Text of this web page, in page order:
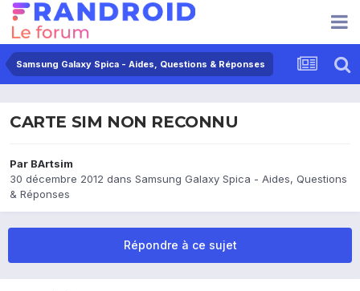
Samsung Galaxy Spica - Aides, Questions & Réponses
CARTE SIM NON RECONNU
Par BArtsim
30 décembre 2012 dans Samsung Galaxy Spica - Aides, Questions
& Réponses
Répondre à ce sujet